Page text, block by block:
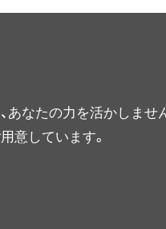
あなたの力を活かしませ
意しています。